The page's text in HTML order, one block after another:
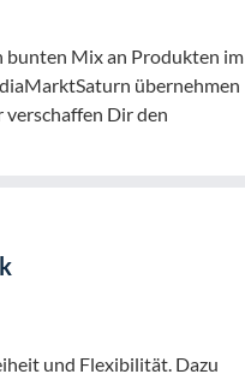
Mix an Produkten im
übernehmen
Dir den
und Flexibilität. Dazu